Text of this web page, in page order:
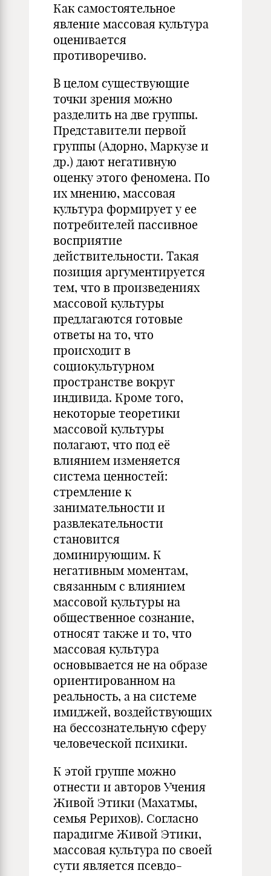
Как самостоятельное
явление массовая культура
оценивается
противоречиво.
В целом существующие
точки зрения можно
разделить на две группы.
Представители первой
группы (Адорно, Маркузе и
др.) дают негативную
оценку этого феномена. По
их мнению, массовая
культура формирует у ее
потребителей пассивное
восприятие
действительности. Такая
позиция аргументируется
тем, что в произведениях
массовой культуры
предлагаются готовые
ответы на то, что
происходит в
социокультурном
пространстве вокруг
индивида. Кроме того,
некоторые теоретики
массовой культуры
полагают, что под её
влиянием изменяется
система ценностей:
стремление к
занимательности и
развлекательности
становится
доминирующим. К
негативным моментам,
связанным с влиянием
массовой культуры на
общественное сознание,
относят также и то, что
массовая культура
основывается не на образе
ориентированном на
реальность, а на системе
имиджей, воздействующих
на бессознательную сферу
человеческой психики.
К этой группе можно
отнести и авторов Учения
Живой Этики (Махатмы,
семья Рерихов). Согласно
парадигме Живой Этики,
массовая культура по своей
сути является псевдо-